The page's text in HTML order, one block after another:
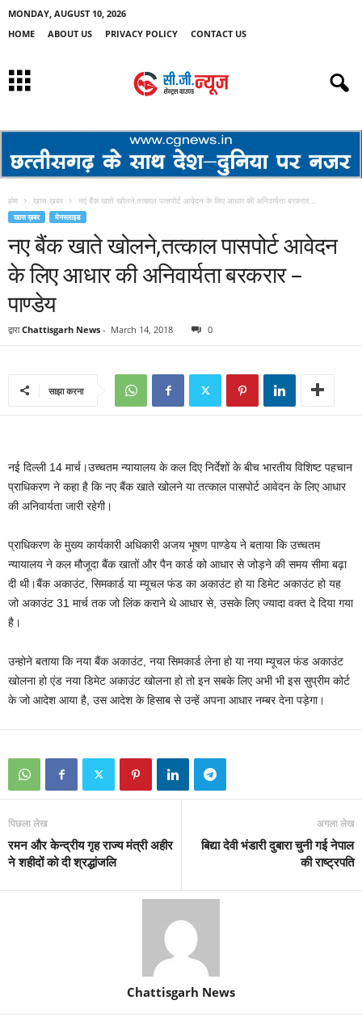
MONDAY, AUGUST 10, 2026
HOME
ABOUT US PRIVACY POLICY CONTACT US
होम खास ख़बर नए बैंक खाते खोलने,तत्काल पासपोर्ट आवेदन के लिए आधार की अनिवार्यता बरकरार...
खास ख़बर मेनस्लाइड
नए बैंक खाते खोलने,तत्काल पासपोर्ट आवेदन
के लिए आधार की अनिवार्यता बरकरार –
पाण्डेय
द्वारा Chattisgarh News - March 14, 2018 0
साझा करना
नई दिल्ली 14 मार्च।उच्चतम न्यायालय के कल दिए निर्देशों के बीच भारतीय विशिष्ट पहचान
प्राधिकरण ने कहा है कि नए बैंक खाते खोलने या तत्काल पासपोर्ट आवेदन के लिए आधार
की अनिवार्यता जारी रहेगी।
प्राधिकरण के मुख्य कार्यकारी अधिकारी अजय भूषण पाण्डेय ने बताया कि उच्चतम
न्यायालय ने कल मौजूदा बैंक खातों और पैन कार्ड को आधार से जोड़ने की समय सीमा बढ़ा
दी थी।बैंक अकाउंट, सिमकार्ड या म्यूचल फंड का अकाउंट हो या डिमेट अकाउंट हो यह
जो अकाउंट 31 मार्च तक जो लिंक कराने थे आधार से, उसके लिए ज्यादा वक्त दे दिया गया
है।
उन्होने बताया कि नया बैंक अकाउंट, नया सिमकार्ड लेना हो या नया म्यूचल फंड अकाउंट
खोलना हो एंड नया डिमेट अकाउंट खोलना हो तो इन सबके लिए अभी भी इस सुप्रीम कोर्ट
के जो आदेश आया है, उस आदेश के हिसाब से उन्हें अपना आधार नम्बर देना पड़ेगा।
पिछला लेख
रमन और केन्द्रीय गृह राज्य मंत्री अहीर
ने शहीदों को दी श्रद्धांजलि
अगला लेख
बिद्या देवी भंडारी दुबारा चुनी गई नेपाल
की राष्ट्रपति
Chattisgarh News